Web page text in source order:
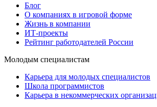
Блог
О компаниях в игровой форме
Жизнь в компании
ИТ-проекты
Рейтинг работодателей России
Молодым специалистам
Карьера для молодых специалистов
Школа программистов
Карьера в некоммерческих